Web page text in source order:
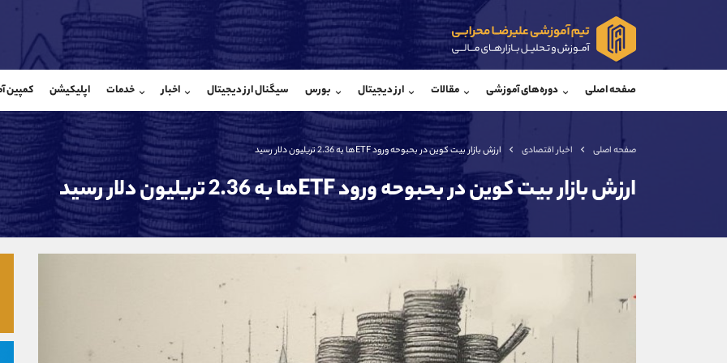
صفحه اصلی دوره‌های آموزشی مقالات ارز دیجیتال بورس سیگنال ارز دیجیتال اخبار خدمات اپلیکیشن کمپین
صفحه اصلی اخبار اقتصادی ارزش بازار بیت کوین در بحبوحه ورود ETFها به 2.36 تریلیون دلار رسید
ارزش بازار بیت کوین در بحبوحه ورود ETFها به 2.36 تریلیون دلار رسید
شروع گفتگو
@Armteam_admin_por
107
واتساپ شروع گفتگو
تلگرام @Armteam_admin_103
داخلی 103
واتساپ شروع
تلگرام
داخلی
(دفتر فروش)
تلفن
اینستاگرام